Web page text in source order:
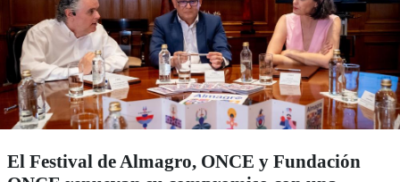
El Festival de Almagro, ONCE y Fundación